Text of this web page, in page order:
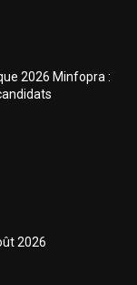
2026 Minfopra :
2026